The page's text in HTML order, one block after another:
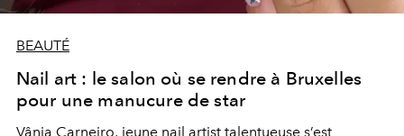
BEAUTÉ
Nail art : le salon où se rendre à Bruxelles
pour une manucure de star
Vânia Carneiro, jeune nail artist talentueuse s’est